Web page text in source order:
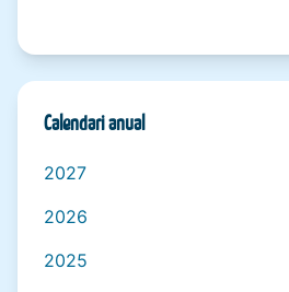
Calendari anual
2027
2026
2025